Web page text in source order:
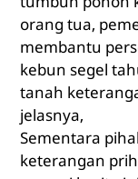
orang tua,
membantu
kebun segel
tanah
jelasnya,
Sementara
keterangan